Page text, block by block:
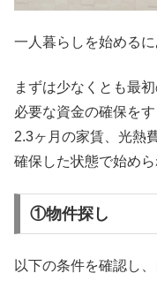
一人暮らしを始める
まずは少なくとも最
必要な資金の確保を
2.3ヶ月の家賃、光熱
確保した状態で始め
①物件探し
以下の条件を確認し